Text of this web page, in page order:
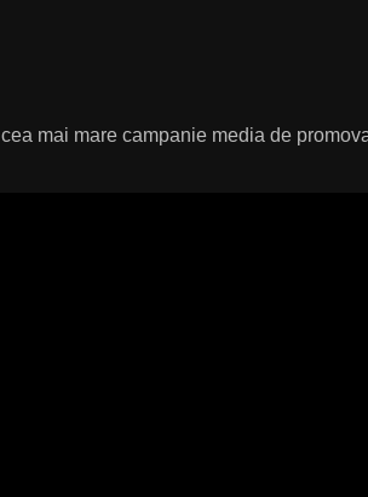
mai mare campanie media de